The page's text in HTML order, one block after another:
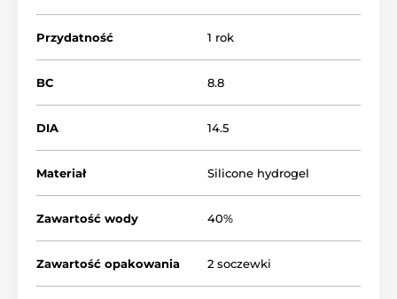
Przydatność 1 rok
BC 8.8
DIA 14.5
Materiał Silicone hydrogel
Zawartość wody 40%
Zawartość opakowania 2 soczewki